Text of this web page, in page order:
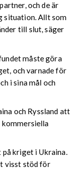
och de är
situation. Allt som
till slut, säger
måste göra
och varnade för
i sina mål och
och Ryssland att
kriget i Ukraina.
visst stöd för